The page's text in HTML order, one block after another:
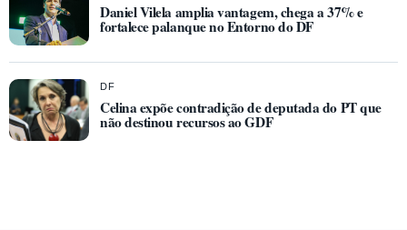
Daniel Vilela amplia vantagem, chega a 37% e
fortalece palanque no Entorno do DF
DF
Celina expõe contradição de deputada do PT que
não destinou recursos ao GDF